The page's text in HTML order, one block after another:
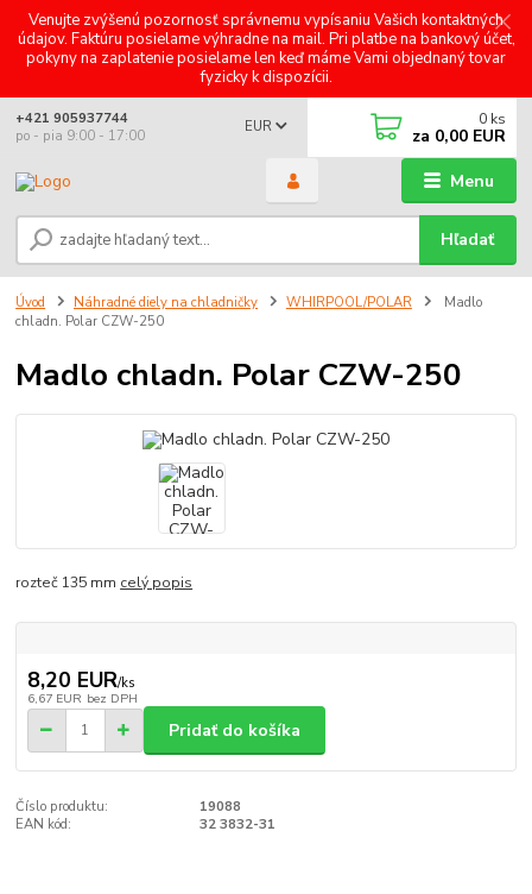
Venujte zvýšenú pozornosť správnemu vypísaniu Vašich kontaktných
údajov. Faktúru posielame výhradne na mail. Pri platbe na bankový účet,
pokyny na zaplatenie posielame len keď máme Vami objednaný tovar
fyzicky k dispozícii.
Menu
EUR
Hľadať
+421 905937744
po - pia 9:00 - 17:00
0 ks
za 0,00 EUR
Úvod Náhradné diely na chladničky WHIRPOOL/POLAR
Madlo
chladn. Polar CZW-250
Madlo chladn. Polar CZW-250
rozteč 135 mm celý popis
8,20 EUR/ks
6,67 EUR bez DPH
Pridať do košíka
Číslo produktu:
19088
EAN kód:
32 3832-31